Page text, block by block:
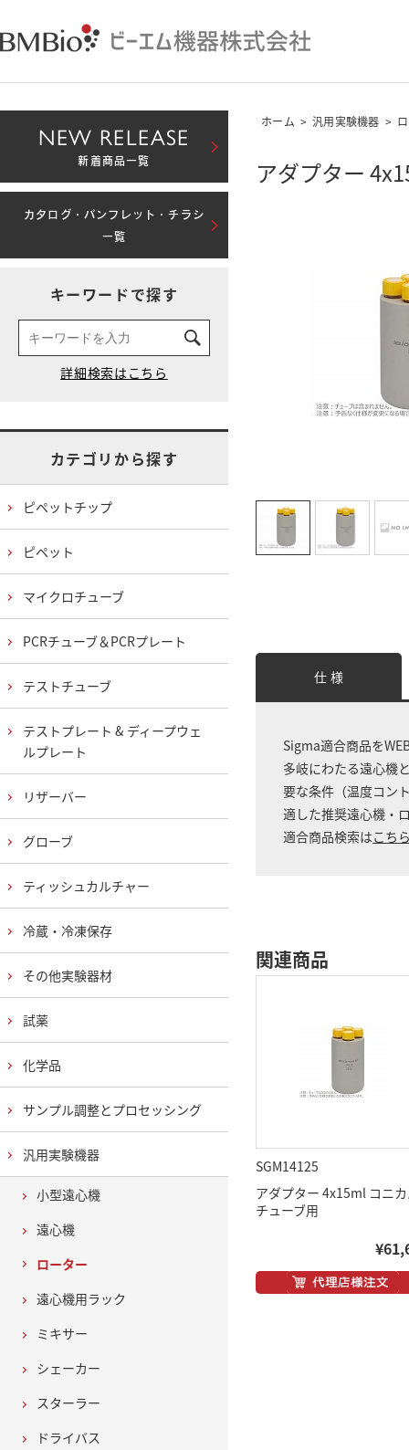
ホーム > 汎用実験機器 >
アダプター
仕 様
Sigma適合商品を
多岐にわたる遠心機
要な条件（温度コン
適した推奨遠心機・
適合商品検索はこち
関連商品
SGM14125
アダプター 4x15ml コニ
チューブ用
NEW RELEASE
新着商品一覧
カタログ・パンフレット・チラシ
一覧
キーワードで探す
カテゴリから探す
ピペットチップ
ピペット
マイクロチューブ
PCRチューブ＆PCRプレート
テストチューブ
テストプレート & ディープウェ
ルプレート
リザーバー
グローブ
ティッシュカルチャー
冷蔵・冷凍保存
その他実験器材
試薬
化学品
サンプル調整とプロセッシング
汎用実験機器
小型遠心機
遠心機
ローター
遠心機用ラック
ミキサー
シェーカー
スターラー
ドライバス